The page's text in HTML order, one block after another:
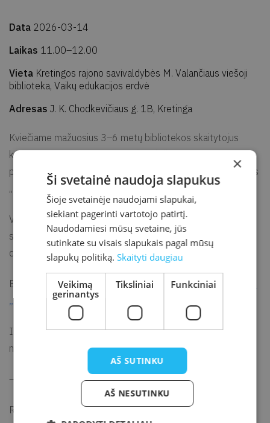
Data 2026-03-14
Laikas 11.00–12.00
Vieta Kretingos rajono savivaldybės M. Valančiaus viešoji
biblioteka, Vaikų edukacijos erdvė
Adresas J. K. Chodkevičiaus g. 1B, Kretinga
Kviečiame mažuosius 3–6 metų bibliotekos skaitytojus
kartu su tėveliais dalyvauti mažųjų šeštadienyje „Paskui
pelėdžiuką“ – pelėdžiuko iš Mariaus Marcinkevičiaus knygos
„Kaip pelėdžiukas iš namų pabėgo“ pasakojimuose.
Vaikai kartu su pelėdžiuku mokysis medžioti ir tykoti grobio,
seks mamuto pėdsakais, o po medžioklės dainuos smagias
daineles.
Būtina registracija užpildžius formą:
Mažųjų šeštadienis
„Paskui pelėdžiuką“
Informacija telefonu 0 445 78 985 (registracija telefonu
nevykdoma).
—
Renginio metu bus fotografuojama ir filmuojama.
×
Ši svetainė naudoja slapukus
Šioje svetainėje naudojami slapukai,
siekiant pagerinti vartotojo patirtį.
Naudodamiesi mūsų svetaine, jūs
sutinkate su visais slapukais pagal mūsų
slapukų politiką.Skaityti daugiau
Veikimą
gerinantys
Tiksliniai Funkciniai
AŠ SUTINKU
AŠ NESUTINKU